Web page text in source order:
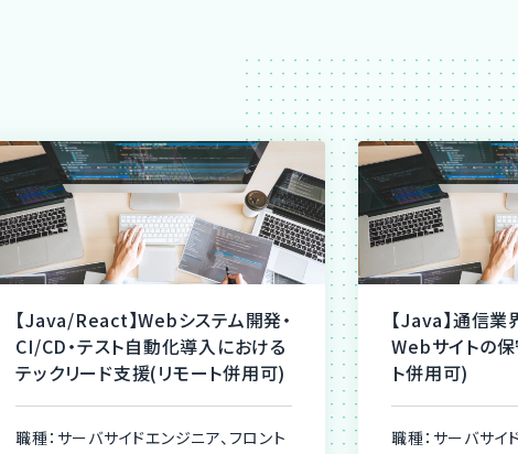
【Java/React】Webシステム開発・
CI/CD・テスト自動化導入における
テックリード支援(リモート併用可)
職種：サーバサイドエンジニア、フロント
【Java】通信
Webサイトの
ト併用可)
職種：サーバサイ